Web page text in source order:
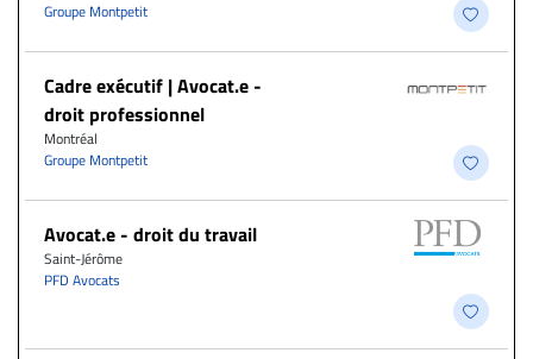
Groupe Montpetit
Cadre exécutif | Avocat.e -
droit professionnel
Montréal
Groupe Montpetit
Avocat.e - droit du travail
Saint-Jérôme
PFD Avocats